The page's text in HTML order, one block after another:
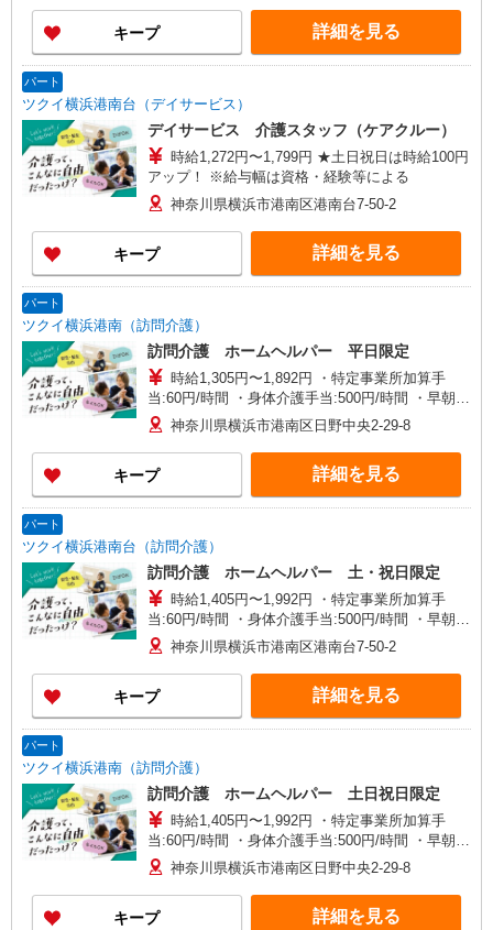
キープ 詳細を見る
パート
ツクイ横浜港南台（デイサービス）
デイサービス 介護スタッフ（ケアクルー）
時給1,272円〜1,799円 ★土日祝日は時給100円
アップ！ ※給与幅は資格・経験等による
神奈川県横浜市港南区港南台7-50-2
キープ 詳細を見る
パート
ツクイ横浜港南（訪問介護）
訪問介護 ホームヘルパー 平日限定
時給1,305円〜1,892円 ・特定事業所加算手
当:60円/時間 ・身体介護手当:500円/時間 ・早朝夜
間深夜手当:300円/時間 （18:00〜翌07:59の時間
帯） ・ICT手当:2,000円/月 ・深夜割増は別途支給
・ケア→ケアの移動時間も賃金（時給）を支給 ※
給与幅は資格・経験等による
神奈川県横浜市港南区日野中央2-29-8
キープ 詳細を見る
パート
ツクイ横浜港南台（訪問介護）
訪問介護 ホームヘルパー 土・祝日限定
時給1,405円〜1,992円 ・特定事業所加算手
当:60円/時間 ・身体介護手当:500円/時間 ・早朝夜
間深夜手当:300円/時間 （18:00〜翌07:59の時間
帯） ・ICT手当:2,000円/月 ・深夜割増は別途支給
・ケア→ケアの移動時間も賃金（時給）を支給 ・
土・祝日手当:100円/時間含む ※給与幅は資格・経
験等による
神奈川県横浜市港南区港南台7-50-2
キープ 詳細を見る
パート
ツクイ横浜港南（訪問介護）
訪問介護 ホームヘルパー 土日祝日限定
時給1,405円〜1,992円 ・特定事業所加算手
当:60円/時間 ・身体介護手当:500円/時間 ・早朝夜
間深夜手当:300円/時間 （18:00〜翌07:59の時間
帯） ・ICT手当:2,000円/月 ・深夜割増は別途支給
・ケア→ケアの移動時間も賃金（時給）を支給 ・
土日祝日手当:100円/時間含む ※給与幅は資格・経
神奈川県横浜市港南区日野中央2-29-8
キープ 詳細を見る